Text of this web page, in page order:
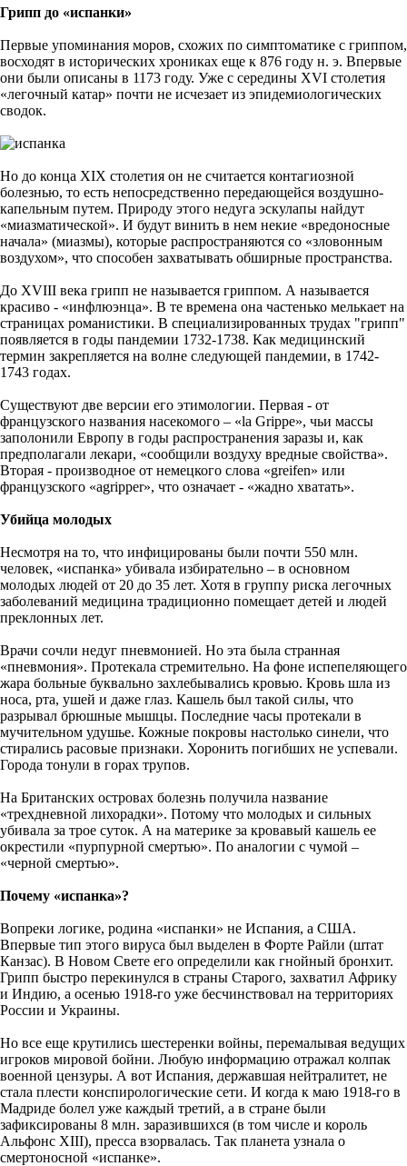
Грипп до «испанки»
Первые упоминания моров, схожих по симптоматике с гриппом,
восходят в исторических хрониках еще к 876 году н. э. Впервые
они были описаны в 1173 году. Уже с середины XVI столетия
«легочный катар» почти не исчезает из эпидемиологических
сводок.
Но до конца XIX столетия он не считается контагиозной
болезнью, то есть непосредственно передающейся воздушно-
капельным путем. Природу этого недуга эскулапы найдут
«миазматической». И будут винить в нем некие «вредоносные
начала» (миазмы), которые распространяются со «зловонным
воздухом», что способен захватывать обширные пространства.
До XVIII века грипп не называется гриппом. А называется
красиво - «инфлюэнца». В те времена она частенько мелькает на
страницах романистики. В специализированных трудах "грипп"
появляется в годы пандемии 1732-1738. Как медицинский
термин закрепляется на волне следующей пандемии, в 1742-
1743 годах.
Существуют две версии его этимологии. Первая - от
французского названия насекомого – «la Grippe», чьи массы
заполонили Европу в годы распространения заразы и, как
предполагали лекари, «сообщили воздуху вредные свойства».
Вторая - производное от немецкого слова «greifen» или
французского «agripper», что означает - «жадно хватать».
Убийца молодых
Несмотря на то, что инфицированы были почти 550 млн.
человек, «испанка» убивала избирательно – в основном
молодых людей от 20 до 35 лет. Хотя в группу риска легочных
заболеваний медицина традиционно помещает детей и людей
преклонных лет.
Врачи сочли недуг пневмонией. Но эта была странная
«пневмония». Протекала стремительно. На фоне испепеляющего
жара больные буквально захлебывались кровью. Кровь шла из
носа, рта, ушей и даже глаз. Кашель был такой силы, что
разрывал брюшные мышцы. Последние часы протекали в
мучительном удушье. Кожные покровы настолько синели, что
стирались расовые признаки. Хоронить погибших не успевали.
Города тонули в горах трупов.
На Британских островах болезнь получила название
«трехдневной лихорадки». Потому что молодых и сильных
убивала за трое суток. А на материке за кровавый кашель ее
окрестили «пурпурной смертью». По аналогии с чумой –
«черной смертью».
Почему «испанка»?
Вопреки логике, родина «испанки» не Испания, а США.
Впервые тип этого вируса был выделен в Форте Райли (штат
Канзас). В Новом Свете его определили как гнойный бронхит.
Грипп быстро перекинулся в страны Старого, захватил Африку
и Индию, а осенью 1918-го уже бесчинствовал на территориях
России и Украины.
Но все еще крутились шестеренки войны, перемалывая ведущих
игроков мировой бойни. Любую информацию отражал колпак
военной цензуры. А вот Испания, державшая нейтралитет, не
стала плести конспирологические сети. И когда к маю 1918-го в
Мадриде болел уже каждый третий, а в стране были
зафиксированы 8 млн. заразившихся (в том числе и король
Альфонс XIII), пресса взорвалась. Так планета узнала о
смертоносной «испанке».